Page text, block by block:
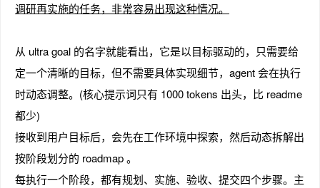
调研再实施的任务，非常容易出现这种情况。
从 ultra goal 的名字就能看出，它是以目标驱动的，只需要给
定一个清晰的目标，但不需要具体实现细节，agent 会在执行
时动态调整。(核心提示词只有 1000 tokens 出头，比 readme
都少)
接收到用户目标后，会先在工作环境中探索，然后动态拆解出
按阶段划分的 roadmap 。
每执行一个阶段，都有规划、实施、验收、提交四个步骤。主